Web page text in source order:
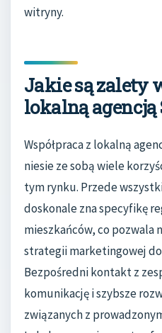
witryny.
Jakie są zalety
lokalną agencją
Współpraca z lokalną
niesie ze sobą wiele
tym rynku. Przede
doskonale zna specyfikę
mieszkańców, co pozwala
strategii marketingowej
Bezpośredni kontakt z
komunikację i szybsze
związanych z